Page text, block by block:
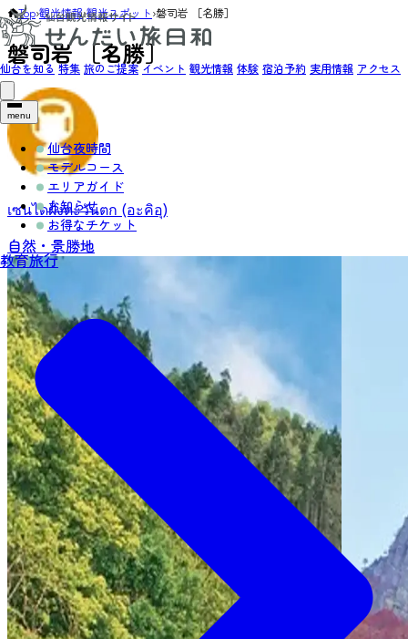
仙台を知る 特集 旅のご提案 イベント 観光情報 体験 宿泊予約 実用情報 アクセス
menu
仙台夜時間
モデルコース
エリアガイド
お知らせ
お得なチケット
教育旅行
Top›観光情報›観光スポット›磐司岩 ［名勝］
磐司岩 ［名勝］
เซนไดฝั่งตะวันตก (อะคิอุ)
自然・景勝地